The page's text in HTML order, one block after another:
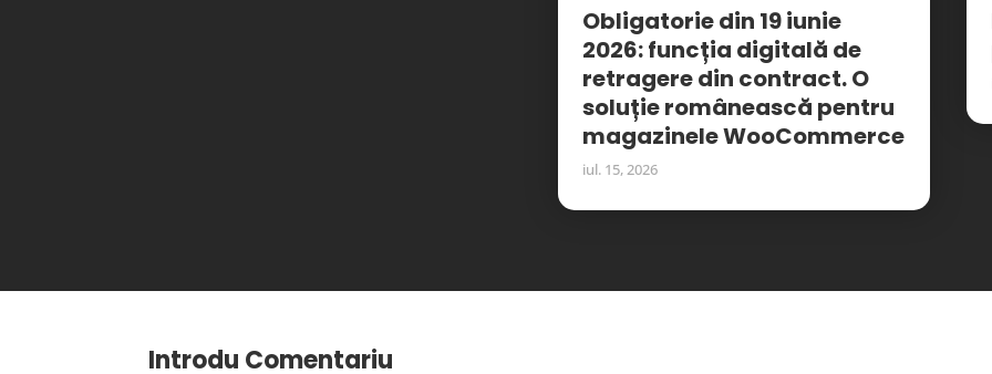
Obligatorie din 19 iunie
2026: funcția digitală de
retragere din contract. O
soluție românească pentru
magazinele WooCommerce
iul. 15, 2026
Introdu Comentariu